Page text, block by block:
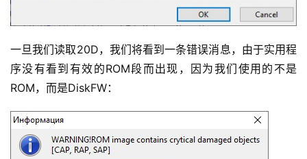
一旦我们读取20D，我们将看到一条错误消息，由于实用程
序没有看到有效的ROM段而出现，因为我们使用的不是
ROM，而是DiskFW：